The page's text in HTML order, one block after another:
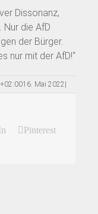
Dissonanz,
die AfD
der Bürger.
nur mit der AfD!“
16. Mai 2022 |
Pinterest